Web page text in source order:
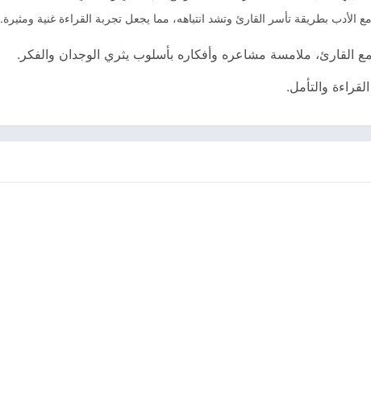
بطريقة تأسر القارئ وتشد انتباهه، مما يجعل تجربة القراءة غنية ومثيرة.
القارئ، ملامسة مشاعره وأفكاره بأسلوب يثري الوجدان والفكر.